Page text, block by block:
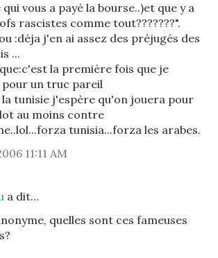
vous a payé la bourse..)et que y a
rascistes comme tout???????".
:déja j'en ai assez des préjugés des
...
la première fois que je
pour un truc pareil
la tunisie j'espère qu'on jouera pour
au moins contre
tunisia...forza les arabes.
11:11 AM
a dit…
quelles sont ces fameuses